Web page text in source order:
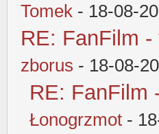
Tomek - 18-08-
RE: FanFilm -
zborus - 18-08-
RE: FanFilm
Łonogrzmot -